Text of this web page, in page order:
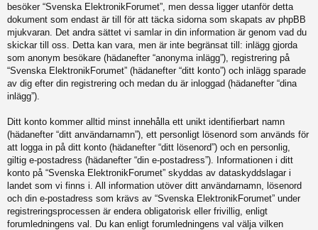
besöker “Svenska ElektronikForumet”, men dessa ligger utanför detta
dokument som endast är till för att täcka sidorna som skapats av phpBB
mjukvaran. Det andra sättet vi samlar in din information är genom vad du
skickar till oss. Detta kan vara, men är inte begränsat till: inlägg gjorda
som anonym besökare (hädanefter “anonyma inlägg”), registrering på
“Svenska ElektronikForumet” (hädanefter “ditt konto”) och inlägg sparade
av dig efter din registrering och medan du är inloggad (hädanefter “dina
inlägg”).
Ditt konto kommer alltid minst innehålla ett unikt identifierbart namn
(hädanefter “ditt användarnamn”), ett personligt lösenord som används för
att logga in på ditt konto (hädanefter “ditt lösenord”) och en personlig,
giltig e-postadress (hädanefter “din e-postadress”). Informationen i ditt
konto på “Svenska ElektronikForumet” skyddas av dataskyddslagar i
landet som vi finns i. All information utöver ditt användarnamn, lösenord
och din e-postadress som krävs av “Svenska ElektronikForumet” under
registreringsprocessen är endera obligatorisk eller frivillig, enligt
forumledningens val. Du kan enligt forumledningens val välja vilken